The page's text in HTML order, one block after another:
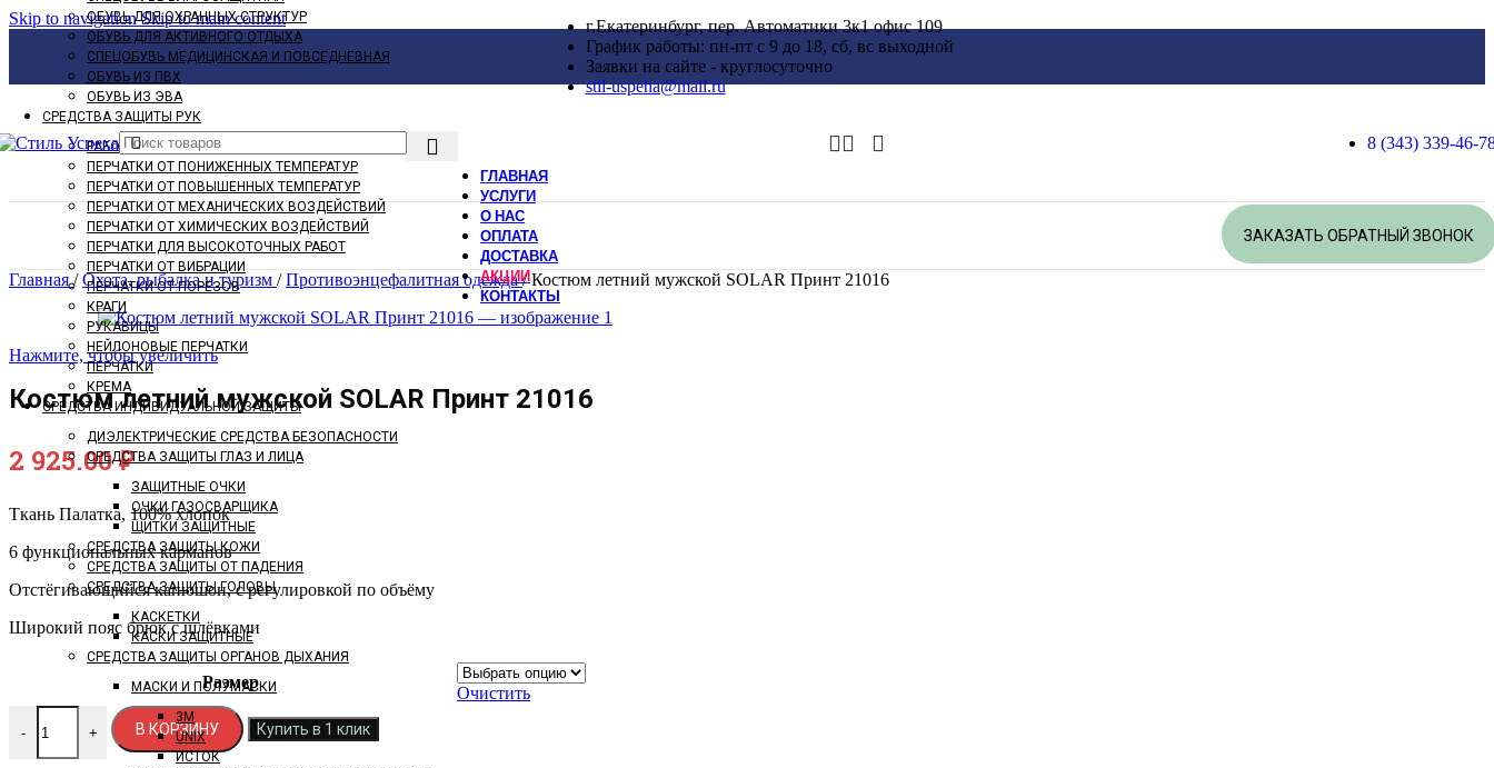
Skip to navigationSkip to main content
г.Екатеринбург, пер. Автоматики 3к1 офис 109
График работы: пн-пт с 9 до 18, сб, вс выходной
Заявки на сайте - круглосуточно
stil-uspeha@mail.ru
8 (343) 339-46-
ОБУВЬ ДЛЯ ОХРАННЫХ СТРУКТУР
ОБУВЬ ДЛЯ АКТИВНОГО ОТДЫХА
СПЕЦОБУВЬ МЕДИЦИНСКАЯ И ПОВСЕДНЕВНАЯ
ОБУВЬ ИЗ ПВХ
ОБУВЬ ИЗ ЭВА
СРЕДСТВА ЗАЩИТЫ РУК
РАБОЧИЕ ПЕРЧАТКИ
ПЕРЧАТКИ ОТ ПОНИЖЕННЫХ ТЕМПЕРАТУР
ПЕРЧАТКИ ОТ ПОВЫШЕННЫХ ТЕМПЕРАТУР
ПЕРЧАТКИ ОТ МЕХАНИЧЕСКИХ ВОЗДЕЙСТВИЙ
ПЕРЧАТКИ ОТ ХИМИЧЕСКИХ ВОЗДЕЙСТВИЙ
ПЕРЧАТКИ ДЛЯ ВЫСОКОТОЧНЫХ РАБОТ
ПЕРЧАТКИ ОТ ВИБРАЦИИ
ПЕРЧАТКИ ОТ ПОРЕЗОВ
КРАГИ
РУКАВИЦЫ
НЕЙЛОНОВЫЕ ПЕРЧАТКИ
ПЕРЧАТКИ
КРЕМА
СРЕДСТВА ИНДИВИДУАЛЬНОЙ ЗАЩИТЫ
ДИЭЛЕКТРИЧЕСКИЕ СРЕДСТВА БЕЗОПАСНОСТИ
СРЕДСТВА ЗАЩИТЫ ГЛАЗ И ЛИЦА
ЗАЩИТНЫЕ ОЧКИ
ОЧКИ ГАЗОСВАРЩИКА
ЩИТКИ ЗАЩИТНЫЕ
СРЕДСТВА ЗАЩИТЫ КОЖИ
СРЕДСТВА ЗАЩИТЫ ОТ ПАДЕНИЯ
СРЕДСТВА ЗАЩИТЫ ГОЛОВЫ
КАСКЕТКИ
КАСКИ ЗАЩИТНЫЕ
СРЕДСТВА ЗАЩИТЫ ОРГАНОВ ДЫХАНИЯ
МАСКИ И ПОЛУМАСКИ
3M
UNIX
ИСТОК
ГЛАВНАЯ
УСЛУГИ
О НАС
ОПЛАТА
ДОСТАВКА
АКЦИИ
КОНТАКТЫ
ЗАКАЗАТЬ ОБРАТНЫЙ ЗВОНОК
Главная/ Охота, рыбалка и туризм / Противоэнцефалитная одежда/ Костюм летний мужской SOLAR Принт 21016
Нажмите, чтобы увеличить
Костюм летний мужской SOLAR Принт 21016
2 925.00₽
Ткань Палатка, 100% хлопок
6 функциональных карманов
Отстёгивающийся капюшон, с регулировкой по объёму
Широкий пояс брюк с шлёвками
Размер
Очистить
-
Количество товара Костюм летний мужской SOLAR Принт 21016
+ В КОРЗИНУ Купить в 1 клик